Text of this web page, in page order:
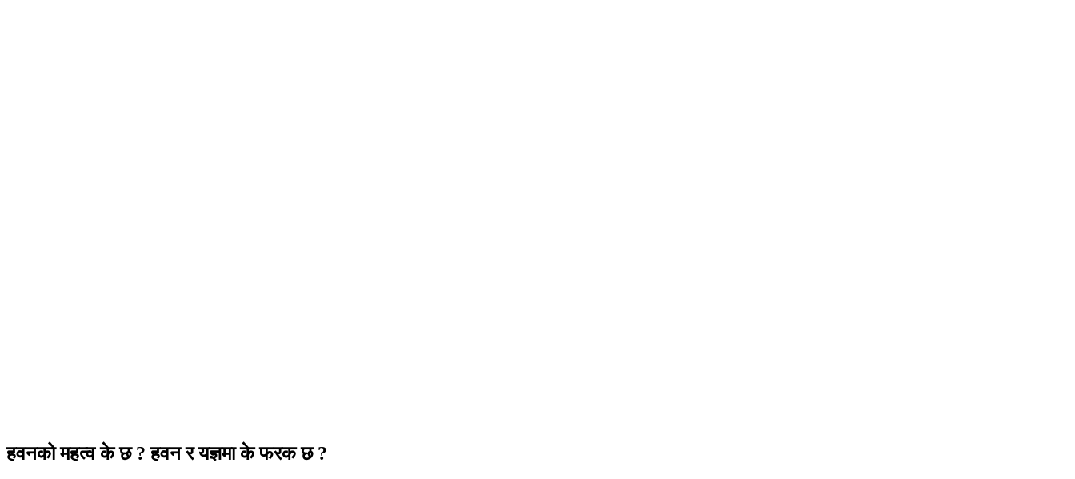
हवनको महत्व के छ ? हवन र यज्ञमा के फरक छ ?